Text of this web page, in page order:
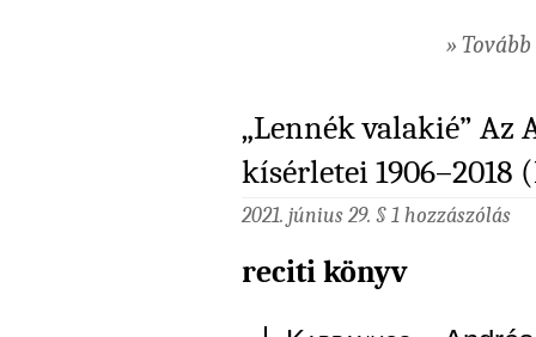
»
„Lennék valakié”
kísérletei 1906–2018
2021. június 29. § 1 hozzászólás
reciti könyv